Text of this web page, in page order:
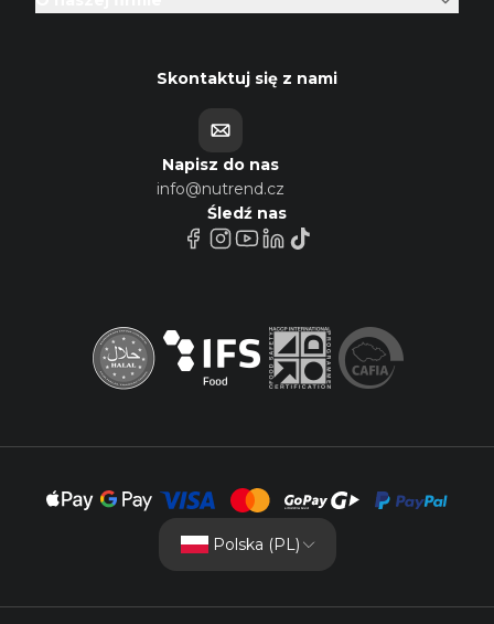
Skontaktuj się z nami
Napisz do nas
info@nutrend.cz
Śledź nas
Polska (PL)